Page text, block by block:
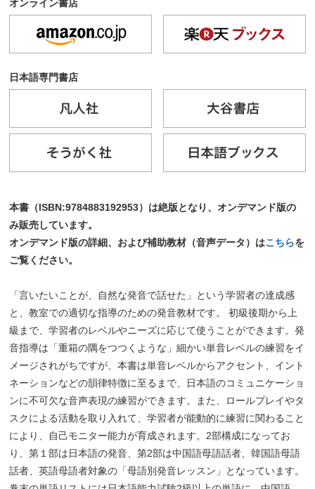
本書（ISBN:9784883192953）は絶版となり、オンデマンド版の
み販売しています。
オンデマンド版の詳細、および補助教材（音声データ）はこちらを
ご覧ください。
「言いたいことが、自然な発音で話せた」という学習者の達成感
と、教室での適切な指導のための発音教材です。 初級後期から上
級まで、学習者のレベルやニーズに応じて使うことができます。発
音指導は「重箱の隅をつつくような」細かい単音レベルの練習をイ
メージされがちですが、本書は単音レベルからアクセント、イント
ネーションなどの韻律特徴に至るまで、日本語のコミュニケーショ
ンに不可欠な音声表現の練習ができます。また、ロールプレイやタ
スクによる活動を取り入れて、学習者が能動的に練習に関わること
により、自己モニター能力が育成されます。2部構成になってお
り、第１部は日本語の発音、第2部は中国語母語話者、韓国語母語
話者、英語母語者対象の「母語別発音レッスン」となっています。
オンライン書店
日本語専門書店